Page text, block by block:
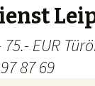
EUR
87 69